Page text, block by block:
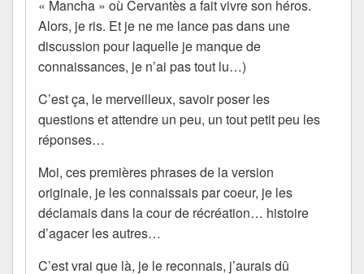
« Mancha » où Cervantès a fait vivre son héros.
Alors, je ris. Et je ne me lance pas dans une
discussion pour laquelle je manque de
connaissances, je n’ai pas tout lu…)
C’est ça, le merveilleux, savoir poser les
questions et attendre un peu, un tout petit peu les
réponses…
Moi, ces premières phrases de la version
originale, je les connaissais par coeur, je les
déclamais dans la cour de récréation… histoire
d’agacer les autres…
C’est vrai que là, je le reconnais, j’aurais dû